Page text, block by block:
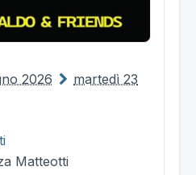
2026
martedì 23
Matteotti